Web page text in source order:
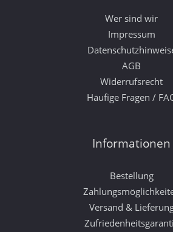
Wer sind wir
Impressum
AGB
Widerrufsrecht
Häufige Fragen /
Informationen
Bestellung
Versand &